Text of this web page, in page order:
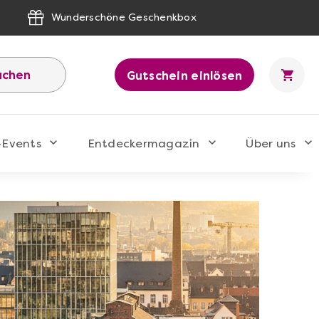
Wunderschöne Geschenkbox
Gutschein einlösen
Entdeckermagazin Über uns